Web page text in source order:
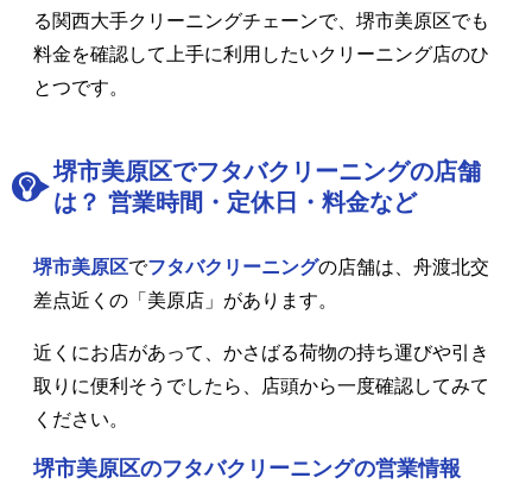
る関西大手クリーニングチェーンで、堺市美原区でも
料金を確認して上手に利用したいクリーニング店のひ
とつです。
堺市美原区でフタバクリーニングの店舗
は？ 営業時間・定休日・料金など
堺市美原区でフタバクリーニングの店舗は、舟渡北交
差点近くの「美原店」があります。
近くにお店があって、かさばる荷物の持ち運びや引き
取りに便利そうでしたら、店頭から一度確認してみて
ください。
堺市美原区のフタバクリーニングの営業情報